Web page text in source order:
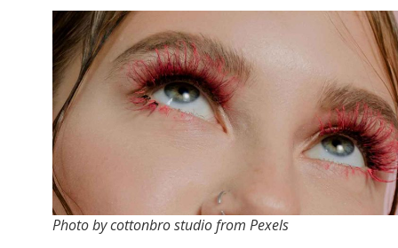
Photo by cottonbro studio from Pexels